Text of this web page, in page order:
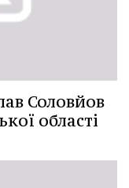
Соловйов
області